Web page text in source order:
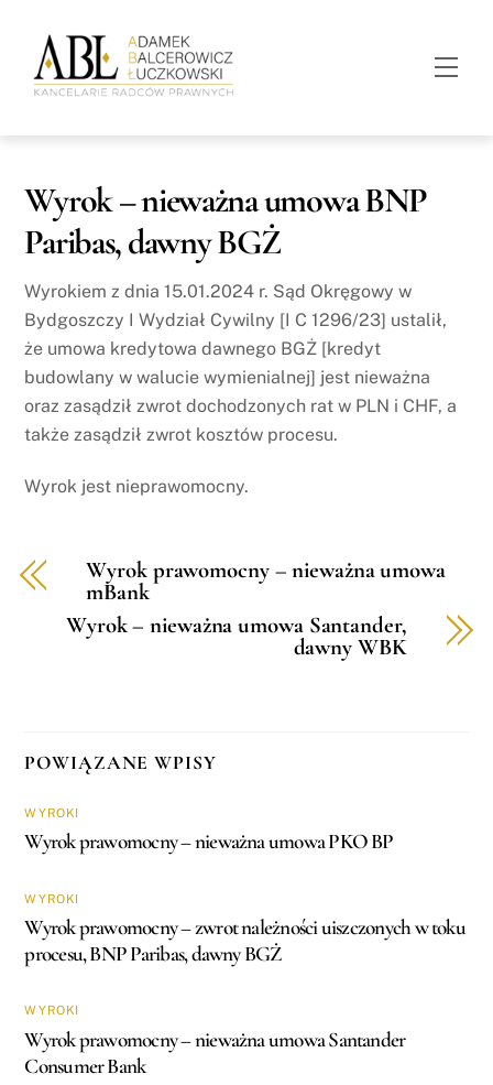
content
Wyrok – nieważna umowa BNP
Paribas, dawny BGŻ
Wyrokiem z dnia 15.01.2024 r. Sąd Okręgowy w
Bydgoszczy I Wydział Cywilny [I C 1296/23] ustalił,
że umowa kredytowa dawnego BGŻ [kredyt
budowlany w walucie wymienialnej] jest nieważna
oraz zasądził zwrot dochodzonych rat w PLN i CHF, a
także zasądził zwrot kosztów procesu.
Wyrok jest nieprawomocny.
Wyrok prawomocny – nieważna umowa
mBank
Wyrok – nieważna umowa Santander,
dawny WBK
POWIĄZANE WPISY
WYROKI
Wyrok prawomocny – nieważna umowa PKO BP
WYROKI
Wyrok prawomocny – zwrot należności uiszczonych w toku
procesu, BNP Paribas, dawny BGŻ
WYROKI
Wyrok prawomocny – nieważna umowa Santander
Consumer Bank